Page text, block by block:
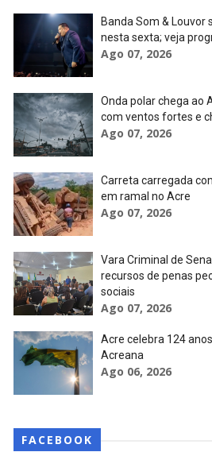
Banda Som & Louvor
nesta sexta; veja
Ago 07, 2026
Onda polar chega ao
com ventos fortes e
Ago 07, 2026
Carreta carregada
em ramal no Acre
Ago 07, 2026
Vara Criminal de
recursos de penas
sociais
Ago 07, 2026
Acre celebra 124
Acreana
Ago 06, 2026
FACEBOOK